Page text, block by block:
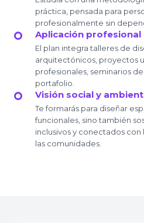
práctica, pensada para
profesionalmente sin
Aplicación
El plan integra talleres de
arquitectónicos, proyectos
profesionales, seminarios
portafolio.
Visión social y
Te formarás para diseñar
funcionales, sino también
inclusivos y conectados
las comunidades.